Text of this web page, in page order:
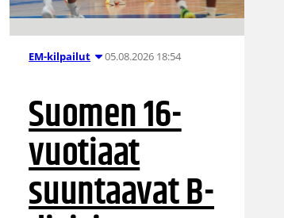
EM-kilpailut 05.08.2026 18:54
Suomen 16-
vuotiaat
suuntaavat B-